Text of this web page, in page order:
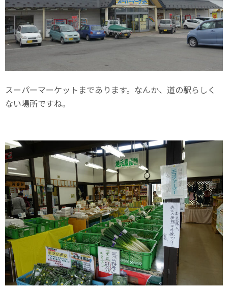
スーパーマーケットまであります。なんか、道の駅らしく
ない場所ですね。